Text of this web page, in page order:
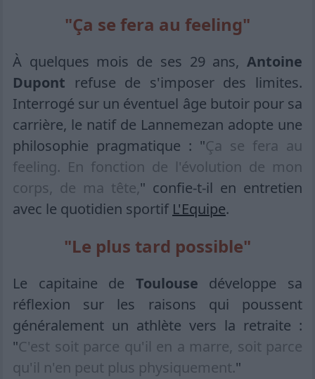
"Ça se fera au feeling"
À quelques mois de ses 29 ans, Antoine
Dupont refuse de s'imposer des limites.
Interrogé sur un éventuel âge butoir pour sa
carrière, le natif de Lannemezan adopte une
philosophie pragmatique : "Ça se fera au
feeling. En fonction de l'évolution de mon
corps, de ma tête," confie-t-il en entretien
avec le quotidien sportif L'Equipe.
"Le plus tard possible"
Le capitaine de Toulouse développe sa
réflexion sur les raisons qui poussent
généralement un athlète vers la retraite :
"C'est soit parce qu'il en a marre, soit parce
qu'il n'en peut plus physiquement."